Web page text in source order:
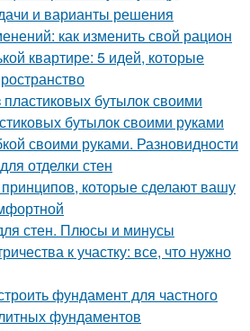
и варианты решения
как изменить свой рацион
квартире: 5 идей, которые
бутылок своими
бутылок своими руками
своими руками. Разновидности
отделки стен
которые сделают вашу
стен. Плюсы и минусы
к участку: все, что нужно
фундамент для частного
фундаментов